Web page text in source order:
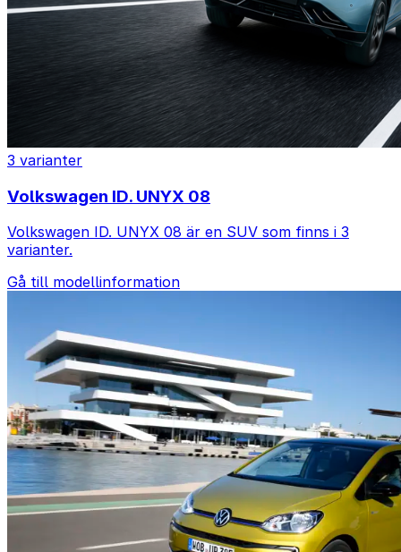
3 varianter
Volkswagen ID. UNYX 08
Volkswagen ID. UNYX 08 är en SUV som finns i 3
varianter.
Gå till modellinformation